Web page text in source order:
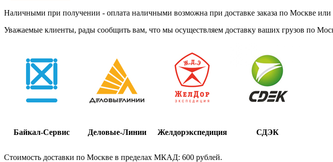
Наличными при получении - оплата наличными возможна при доставке заказа по Москве
Уважаемые клиенты, рады сообщить вам, что мы осуществляем доставку ваших грузов по
Байкал-Сервис Деловые-Линии Желдорэкспедиция СДЭК
Стоимость доставки по Москве в пределах МКАД: 600 рублей.